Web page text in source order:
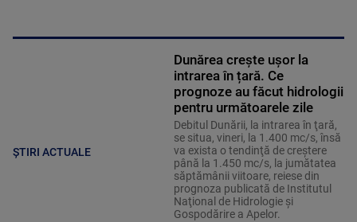
ȘTIRI ACTUALE
Dunărea crește ușor la
intrarea în țară. Ce
prognoze au făcut hidrologii
pentru următoarele zile
Debitul Dunării, la intrarea în ţară,
se situa, vineri, la 1.400 mc/s, însă
va exista o tendinţă de creştere
până la 1.450 mc/s, la jumătatea
săptămânii viitoare, reiese din
prognoza publicată de Institutul
Naţional de Hidrologie şi
Gospodărire a Apelor.